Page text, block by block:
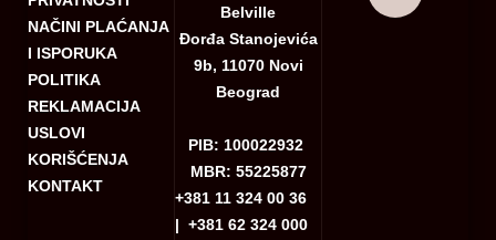
NAČINI PLAĆANJA
I ISPORUKA
POLITIKA
REKLAMACIJA
USLOVI
KORIŠĆENJA
KONTAKT
Belville
Đorđa Stanojevića
9b, 11070 Novi
Beograd
PIB: 100022932
MBR: 55225877
+381 11 324 00 36
|+381 62 324 000